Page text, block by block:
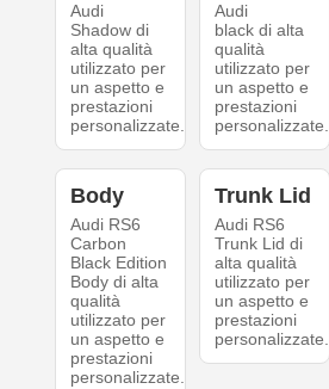
Audi
Shadow di
alta qualità
utilizzato per
un aspetto e
prestazioni
personalizzate.
Audi
black di alta
qualità
utilizzato per
un aspetto e
prestazioni
personalizzate.
Body
Audi RS6
Carbon
Black Edition
Body di alta
qualità
utilizzato per
un aspetto e
prestazioni
personalizzate.
Trunk Lid
Audi RS6
Trunk Lid di
alta qualità
utilizzato per
un aspetto e
prestazioni
personalizzate.